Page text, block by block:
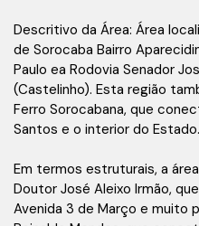
Descritivo da Área: Área
de Sorocaba Bairro
Paulo ea Rodovia Senador
(Castelinho). Esta região
Ferro Sorocabana, que
Santos e o interior do Estado.
Em termos estruturais, a
Doutor José Aleixo Irmão,
Avenida 3 de Março e muito